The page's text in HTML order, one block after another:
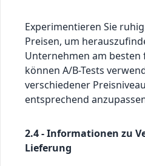
Experimentieren Sie
Preisen, um
Unternehmen am
können A/B-Tests
verschiedener
entsprechend
2.4 - Informationen zu
Lieferung